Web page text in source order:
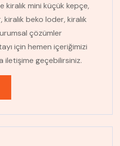
kiralık mini küçük kepçe,
beko loder, kiralık
çözümler
için hemen içeriğimizi
iletişime geçebilirsiniz.